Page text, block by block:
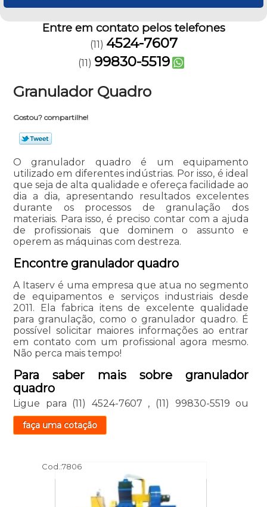
Entre em contato pelos telefones
(11) 4524-7607
(11) 99830-5519
Granulador Quadro
Gostou? compartilhe!
O granulador quadro é um equipamento
utilizado em diferentes indústrias. Por isso, é ideal
que seja de alta qualidade e ofereça facilidade ao
dia a dia, apresentando resultados excelentes
durante os processos de granulação dos
materiais. Para isso, é preciso contar com a ajuda
de profissionais que dominem o assunto e
operem as máquinas com destreza.
Encontre granulador quadro
A Itaserv é uma empresa que atua no segmento
de equipamentos e serviços industriais desde
2011. Ela fabrica itens de excelente qualidade
para granulação, como o granulador quadro. É
possível solicitar maiores informações ao entrar
em contato com um profissional agora mesmo.
Não perca mais tempo!
Para saber mais sobre granulador
quadro
Ligue para (11) 4524-7607 , (11) 99830-5519 ou
faça uma cotação
Cod.:7806